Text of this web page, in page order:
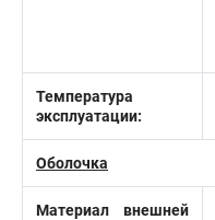
Температура
эксплуатации:
Оболочка
Материал внешней